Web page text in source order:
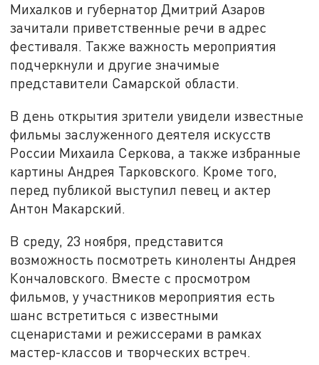
Михалков и губернатор Дмитрий Азаров
зачитали приветственные речи в адрес
фестиваля. Также важность мероприятия
подчеркнули и другие значимые
представители Самарской области.
В день открытия зрители увидели известные
фильмы заслуженного деятеля искусств
России Михаила Серкова, а также избранные
картины Андрея Тарковского. Кроме того,
перед публикой выступил певец и актер
Антон Макарский.
В среду, 23 ноября, представится
возможность посмотреть киноленты Андрея
Кончаловского. Вместе с просмотром
фильмов, у участников мероприятия есть
шанс встретиться с известными
сценаристами и режиссерами в рамках
мастер-классов и творческих встреч.